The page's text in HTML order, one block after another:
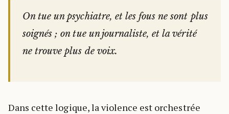
On tue un psychiatre, et les fous ne sont plus
soignés ; on tue un journaliste, et la vérité
ne trouve plus de voix.
Dans cette logique, la violence est orchestrée